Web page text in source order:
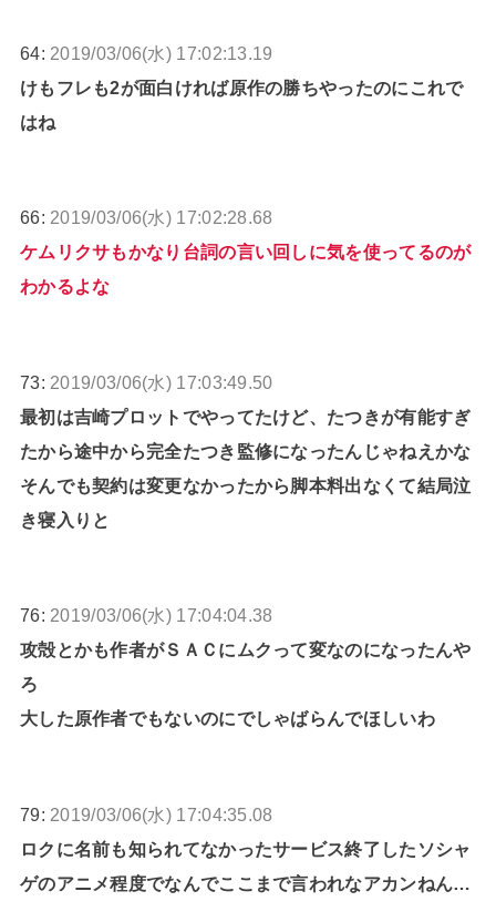
64: 2019/03/06(水) 17:02:13.19
けもフレも2が面白ければ原作の勝ちやったのにこれで
はね
66: 2019/03/06(水) 17:02:28.68
ケムリクサもかなり台詞の言い回しに気を使ってるのが
わかるよな
73: 2019/03/06(水) 17:03:49.50
最初は吉崎プロットでやってたけど、たつきが有能すぎ
たから途中から完全たつき監修になったんじゃねえかな
そんでも契約は変更なかったから脚本料出なくて結局泣
き寝入りと
76: 2019/03/06(水) 17:04:04.38
攻殻とかも作者がＳＡＣにムクって変なのになったんや
ろ
大した原作者でもないのにでしゃばらんでほしいわ
79: 2019/03/06(水) 17:04:35.08
ロクに名前も知られてなかったサービス終了したソシャ
ゲのアニメ程度でなんでここまで言われなアカンねん…